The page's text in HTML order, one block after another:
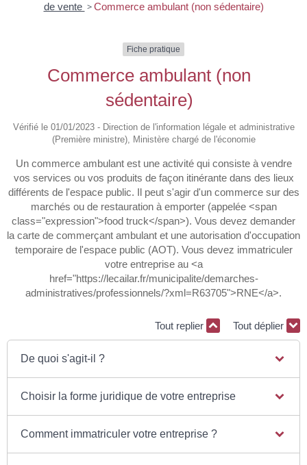
de vente > Commerce ambulant (non sédentaire)
Fiche pratique
Commerce ambulant (non
sédentaire)
Vérifié le 01/01/2023 - Direction de l'information légale et administrative
(Première ministre), Ministère chargé de l'économie
Un commerce ambulant est une activité qui consiste à vendre
vos services ou vos produits de façon itinérante dans des lieux
différents de l'espace public. Il peut s'agir d'un commerce sur des
marchés ou de restauration à emporter (appelée <span
class="expression">food truck</span>). Vous devez demander
la carte de commerçant ambulant et une autorisation d'occupation
temporaire de l'espace public (AOT). Vous devez immatriculer
votre entreprise au <a
href="https://lecailar.fr/municipalite/demarches-
administratives/professionnels/?xml=R63705">RNE</a>.
Tout replier Tout déplier
De quoi s'agit-il ?
Choisir la forme juridique de votre entreprise
Comment immatriculer votre entreprise ?